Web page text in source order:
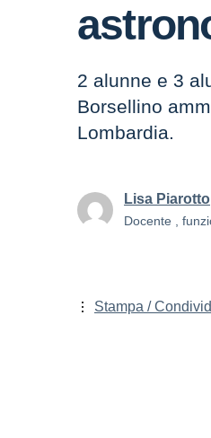
2 alunne e 3
Borsellino
Lombardia.
Lisa Piarotto
Docente ,
Stampa /